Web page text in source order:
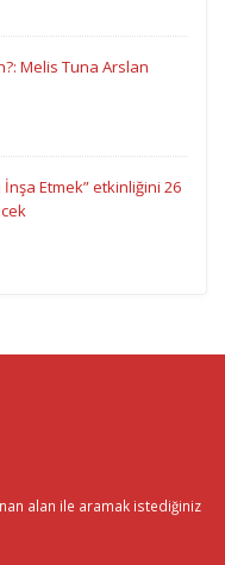
Melis Tuna Arslan
İnşa Etmek” etkinliğini 26
alan ile aramak istediğiniz